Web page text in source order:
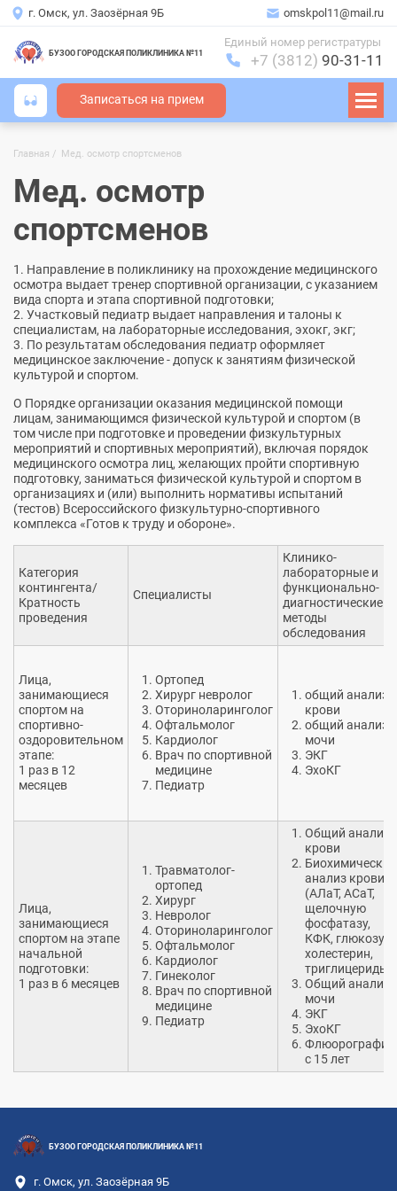
г. Омск, ул. Заозёрная 9Б omskpol11@mail.ru
БУЗОО ГОРОДСКАЯ ПОЛИКЛИНИКА №11
Единый номер регистратуры
+7 (3812) 90-31-11
Записаться на прием
Строка
навигации
Главная Мед. осмотр спортсменов
Мед. осмотр
спортсменов
1. Направление в поликлинику на прохождение медицинского
осмотра выдает тренер спортивной организации, с указанием
вида спорта и этапа спортивной подготовки;
2. Участковый педиатр выдает направления и талоны к
специалистам, на лабораторные исследования, эхокг, экг;
3. По результатам обследования педиатр оформляет
медицинское заключение - допуск к занятиям физической
культурой и спортом.
О Порядке организации оказания медицинской помощи
лицам, занимающимся физической культурой и спортом (в
том числе при подготовке и проведении физкультурных
мероприятий и спортивных мероприятий), включая порядок
медицинского осмотра лиц, желающих пройти спортивную
подготовку, заниматься физической культурой и спортом в
организациях и (или) выполнить нормативы испытаний
(тестов) Всероссийского физкультурно-спортивного
комплекса «Готов к труду и обороне».
Категория
контингента/
Кратность
проведения
Специалисты
Клинико-
лабораторные и
функционально-
диагностические
методы
обследования
Лица,
занимающиеся
спортом на
спортивно-
оздоровительном
этапе:
1 раз в 12
месяцев
Ортопед
Хирург невролог
Оториноларинголог
Офтальмолог
Кардиолог
Врач по спортивной
медицине
Педиатр
общий анализ
крови
общий анализ
мочи
ЭКГ
ЭхоКГ
Лица,
занимающиеся
спортом на этапе
начальной
подготовки:
1 раз в 6 месяцев
Травматолог-
ортопед
Хирург
Невролог
Оториноларинголог
Офтальмолог
Кардиолог
Гинеколог
Врач по спортивной
медицине
Педиатр
Общий анализ
крови
Биохимический
анализ крови
(АЛаТ, ACаT,
щелочную
фосфатазу,
КФК, глюкозу,
холестерин,
триглицериды).
Общий анализ
мочи
ЭКГ
ЭхоКГ
Флюорография
с 15 лет
БУЗОО ГОРОДСКАЯ ПОЛИКЛИНИКА №11
г. Омск, ул. Заозёрная 9Б